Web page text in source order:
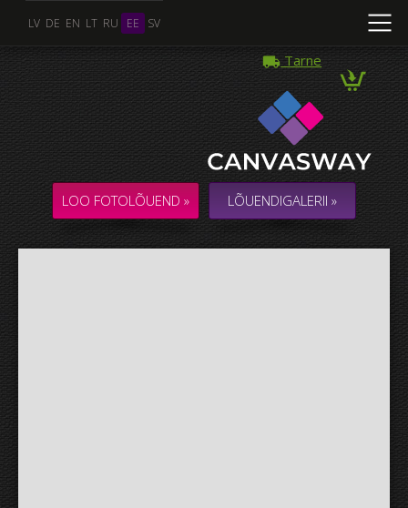
LV DE EN LT RU EE SV
Tarne
LOO FOTOLÕUEND » LÕUENDIGALERII »
Mitu Foto
KOLLAAŽ / KOMPOSITSIOON mitmest Fotost